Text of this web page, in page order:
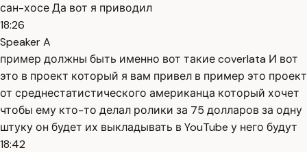
сан-хосе Да вот я приводил
18:26
Speaker A
пример должны быть именно вот такие coverlata И вот
это в проект который я вам привел в пример это проект
от среднестатистического американца который хочет
чтобы ему кто-то делал ролики за 75 долларов за одну
штуку он будет их выкладывать в YouTube у него будут
18:42